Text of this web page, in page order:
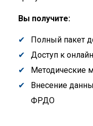
Вы получите:
Полный пакет
Доступ к
Методические
Внесение
ФРДО